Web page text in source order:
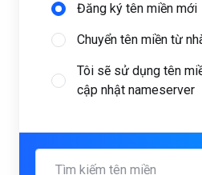
Đăng ký tên miền mới
Chuyển tên miền từ
Tôi sẽ sử dụng tên
cập nhật nameserver